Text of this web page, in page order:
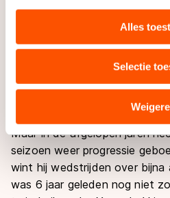
personaliseren,
websiteverkeer te analyseren.
combineren met andere
verstrekt of die zij hebben
Sommige partners kunnen
landen buiten de EU, zoals de
adequaat beschermingsniveau
Door op ‘Toestaan’ te klikken,
overdracht. Meer informatie
Alles
Selectie
overwinningen. Ik herinner
Amsterdam in 2006. Samen
maar in de finale was
overtuigend als bijvoorbeeld
stemde zijn koers af op mij,
Maar in de afgelopen jaren
seizoen weer progressie
wint hij wedstrijden over
was 6 jaar geleden nog niet